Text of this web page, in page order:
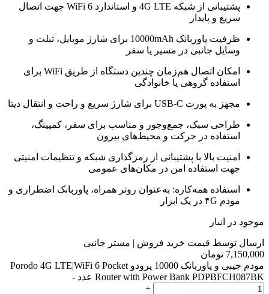
پشتیبانی از شبکه 4G LTE و استاندارد WiFi 6 جهت اتصال
سریع و پایدار
ظرفیت پاوربانک 10000mAh برای شارژ موبایل، تبلت و
وسایل جانبی در مسیر یا سفر
امکان اتصال هم‌زمان چندین دستگاه از طریق WiFi برای
استفاده گروهی یا خانوادگی
مجهز به پورت USB-C برای شارژ سریع و راحت و انتقال دیتا
طراحی سبک، جمع‌وجور و مناسب برای سفر، کمپینگ،
استفاده در حرکت و محیط‌های بیرون
امنیت بالا با پشتیبانی از رمزگذاری شبکه و تنظیمات امنیتی
جهت استفاده امن در مکان‌های عمومی
استفاده همه‌کاره: به‌عنوان روتر همراه، پاوربانک اضطراری و
مودم ۴G در یک ابزار
موجود در انبار
ارسال توسط قیمت خرید فروش | مستر جانبی
7,150,000 تومان
مودم جیبی و پاوربانک 10000 پرودو Porodo 4G LTE|WiFi 6 Pocket
Router with Power Bank PDPBFCH087BK عدد
-
+